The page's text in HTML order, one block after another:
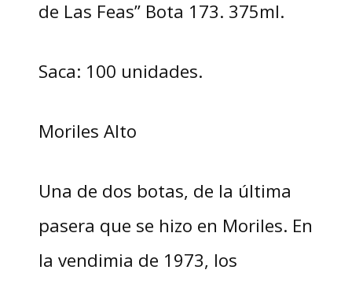
de Las Feas” Bota 173. 375ml.
Saca: 100 unidades.
Moriles Alto
Una de dos botas, de la última
pasera que se hizo en Moriles. En
la vendimia de 1973, los